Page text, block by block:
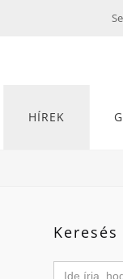
HÍREK
Search